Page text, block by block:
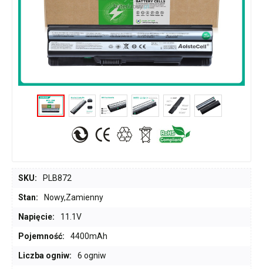
SKU: PLB872
Stan: Nowy,Zamienny
Napięcie: 11.1V
Pojemność: 4400mAh
Liczba ogniw: 6 ogniw